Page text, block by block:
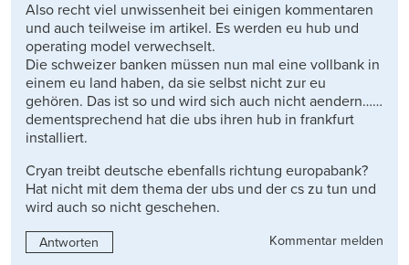
Also recht viel unwissenheit bei einigen kommentaren
und auch teilweise im artikel. Es werden eu hub und
operating model verwechselt.
Die schweizer banken müssen nun mal eine vollbank in
einem eu land haben, da sie selbst nicht zur eu
gehören. Das ist so und wird sich auch nicht aendern……
dementsprechend hat die ubs ihren hub in frankfurt
installiert.
Cryan treibt deutsche ebenfalls richtung europabank?
Hat nicht mit dem thema der ubs und der cs zu tun und
wird auch so nicht geschehen.
Antworten Kommentar melden